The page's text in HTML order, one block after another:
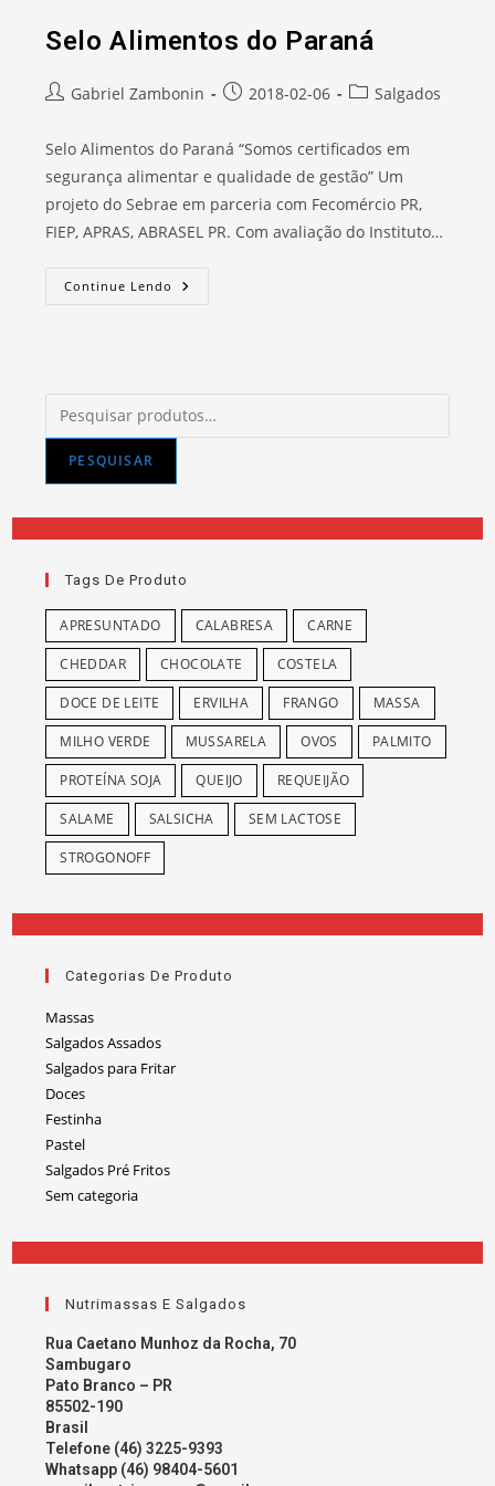
Selo Alimentos do Paraná
Autor
post:
Gabriel Zambonin
Post2018-02-06
Categoria
post:
Salgados
Selo Alimentos do Paraná “Somos certificados em
segurança alimentar e qualidade de gestão” Um
projeto do Sebrae em parceria com Fecomércio PR,
FIEP, APRAS, ABRASEL PR. Com avaliação do Instituto…
Continue Lendo Selo
Alimentos
Pesquisar
por:
PESQUISAR
Tags De Produto
APRESUNTADO CALABRESA CARNE
CHEDDAR CHOCOLATE COSTELA
DOCE DE LEITE ERVILHA FRANGO MASSA
MILHO VERDE MUSSARELA OVOS PALMITO
PROTEÍNA SOJA QUEIJO REQUEIJÃO
SALAME SALSICHA SEM LACTOSE
STROGONOFF
Categorias De Produto
Massas
Salgados Assados
Salgados para Fritar
Doces
Festinha
Pastel
Salgados Pré Fritos
Sem categoria
Nutrimassas E Salgados
Rua Caetano Munhoz da Rocha, 70
Sambugaro
Pato Branco – PR
85502-190
Brasil
Telefone (46) 3225-9393
Whatsapp (46) 98404-5601